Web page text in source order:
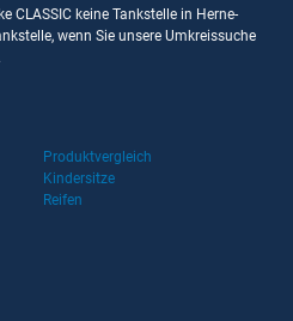
CLASSIC keine Tankstelle in Herne-
wenn Sie unsere Umkreissuche
Produktvergleich
Kindersitze
Reifen